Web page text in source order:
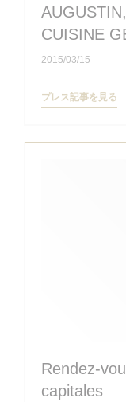
CUISINE
2015/03/15
プレス記事を見る
Rendez-
capitales